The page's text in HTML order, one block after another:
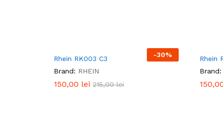
-30%
Rhein RK003 C3
Brand: RHEIN
150,00 lei 215,00lei
150,00 lei 215,00lei
Rhein
Brand: